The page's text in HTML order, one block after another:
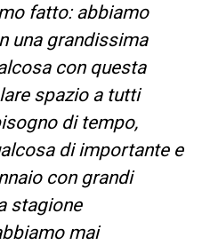
fatto: abbiamo
una grandissima
con questa
spazio a tutti
di tempo,
di importante e
con grandi
stagione
mai